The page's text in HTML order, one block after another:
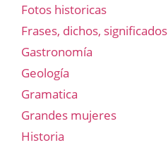
Fotos historicas
Frases, dichos, significados
Gastronomía
Geología
Gramatica
Grandes mujeres
Historia